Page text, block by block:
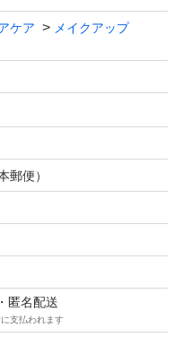
ケア
メイクアップ
郵便）
匿名配送
支払われます